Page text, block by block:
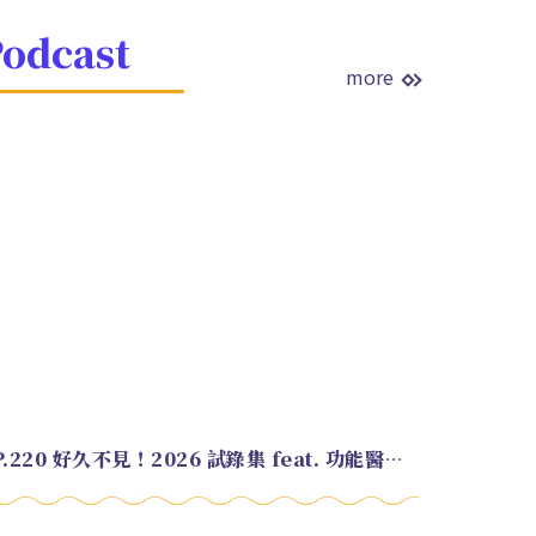
more
EP.220 好久不見！2026 試錄集 feat. 功能醫學營養師 美寶